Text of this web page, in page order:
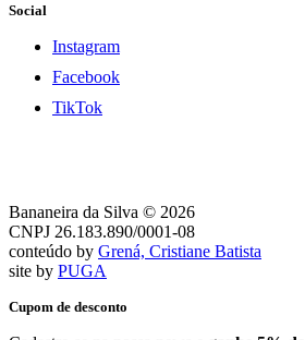
Social
Instagram
Facebook
TikTok
Bananeira da Silva © 2026
CNPJ 26.183.890/0001-08
conteúdo by Grená, Cristiane Batista
site by PUGA
Cupom de desconto